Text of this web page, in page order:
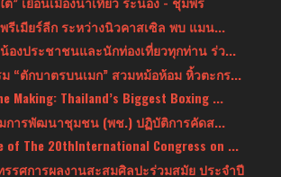
รีเมียร์ลีก ระหว่างนิวคาสเซิล พบ แมน...
งประชาชนและนักท่องเที่ยวทุกท่าน ร่ว...
“ตักบาตรบนเมก” สวมหม้อห้อม หิ้วตะกร...
Making: Thailand’s Biggest Boxing ...
มการพัฒนาชุมชน (พช.) ปฏิบัติการคัดส...
of The 20thInternational Congress on ...
รศการผลงานสะสมศิลปะร่วมสมัย ประจำปี